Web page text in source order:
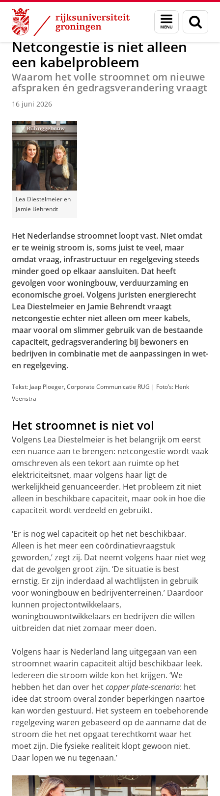
Skip
Content
Skip
Navigation
Menu
en
zoeken
Over ons Actueel Nieuws
Netcongestie is niet alleen
een kabelprobleem
Waarom het volle stroomnet om nieuwe
afspraken én gedragsverandering vraagt
16 juni 2026
Lea Diestelmeier en
Jamie Behrendt
Het Nederlandse stroomnet loopt vast. Niet omdat
er te weinig stroom is, soms juist te veel, maar
omdat vraag, infrastructuur en regelgeving steeds
minder goed op elkaar aansluiten. Dat heeft
gevolgen voor woningbouw, verduurzaming en
economische groei. Volgens juristen energierecht
Lea Diestelmeier en Jamie Behrendt vraagt
netcongestie echter niet alleen om meer kabels,
maar vooral om slimmer gebruik van de bestaande
capaciteit, gedragsverandering bij bewoners en
bedrijven in combinatie met de aanpassingen in wet-
en regelgeving.
Tekst: Jaap Ploeger, Corporate Communicatie RUG | Foto’s: Henk
Veenstra
Het stroomnet is niet vol
Volgens Lea Diestelmeier is het belangrijk om eerst
een nuance aan te brengen: netcongestie wordt vaak
omschreven als een tekort aan ruimte op het
elektriciteitsnet, maar volgens haar ligt de
werkelijkheid genuanceerder. Het probleem zit niet
alleen in beschikbare capaciteit, maar ook in hoe die
capaciteit wordt verdeeld en gebruikt.
‘Er is nog wel capaciteit op het net beschikbaar.
Alleen is het meer een coördinatievraagstuk
geworden,’ zegt zij. Dat neemt volgens haar niet weg
dat de gevolgen groot zijn. ‘De situatie is best
ernstig. Er zijn inderdaad al wachtlijsten in gebruik
voor woningbouw en bedrijventerreinen.’ Daardoor
kunnen projectontwikkelaars,
woningbouwontwikkelaars en bedrijven die willen
uitbreiden dat niet zomaar meer doen.
Volgens haar is Nederland lang uitgegaan van een
stroomnet waarin capaciteit altijd beschikbaar leek.
Iedereen die stroom wilde kon het krijgen. ‘We
hebben het dan over hetcopper plate-scenario: het
idee dat stroom overal zonder beperkingen naartoe
kan worden gestuurd. Het systeem en toebehorende
regelgeving waren gebaseerd op de aanname dat de
stroom die het net opgaat terechtkomt waar het
moet zijn. Die fysieke realiteit klopt gewoon niet.
Daar lopen we nu tegenaan.’